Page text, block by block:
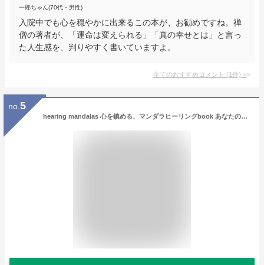
一郎ちゃん(70代・男性)
入院中でも心を穏やかに出来るこの本が、お勧めですね。禅
僧の著者が、「運命は変えられる」「真の幸せとは」と言っ
た人生感を、判りやすく書いていますよ。
全てのおすすめコメント (1件) >
no. 5
hearing mandalas 心を鎮める、マンダラヒーリングbook あなたの力を引き出す色のぬりかた＆美しい色見本つき [ やなぎ けんじ ]